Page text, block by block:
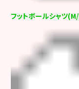
フットボールシャツ